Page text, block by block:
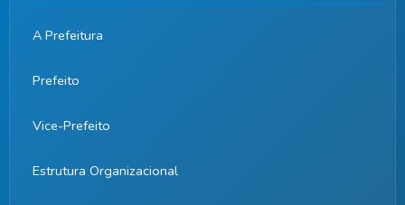
A Prefeitura
Prefeito
Vice-Prefeito
Estrutura Organizacional